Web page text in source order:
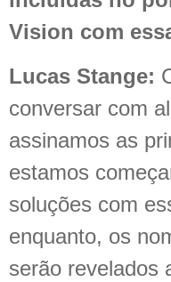
Vision com
Lucas Stange:
conversar com
assinamos as
estamos
soluções com
enquanto, os
serão revelados